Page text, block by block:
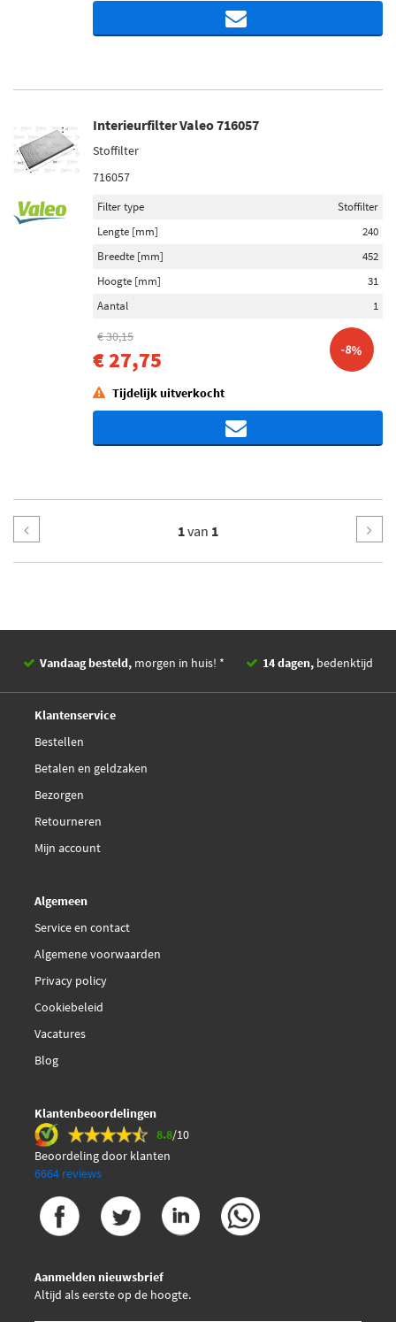
Interieurfilter Valeo 716057
Stoffilter
716057
Filter type
Stoffilter
Lengte [mm]
240
Breedte [mm]
452
Hoogte [mm]
31
Aantal
1
€ 30,15
€ 27,75 -8%
Tijdelijk uitverkocht
1van 1
Vandaag besteld, morgen in huis! * 14 dagen, bedenktijd
Klantenservice
Bestellen
Betalen en geldzaken
Bezorgen
Retourneren
Mijn account
Algemeen
Service en contact
Algemene voorwaarden
Privacy policy
Cookiebeleid
Vacatures
Blog
Klantenbeoordelingen
8.8/10
Beoordeling door klanten
6664 reviews
Aanmelden nieuwsbrief
Altijd als eerste op de hoogte.